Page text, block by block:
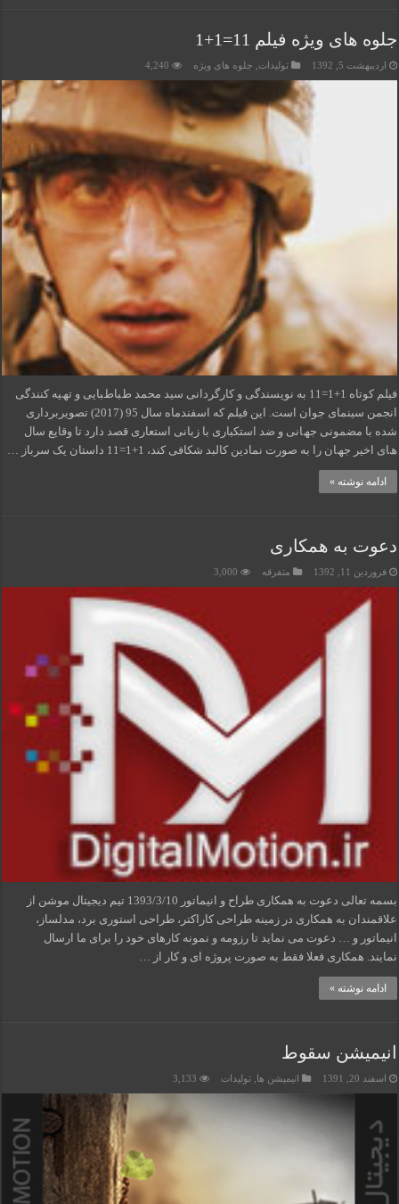
جلوه های ویژه فیلم 11=1+1
اردیبهشت 5, 1392 تولیدات جلوه های ویژه 4,240
ﻓﯿﻠﻢ ﮐﻮﺗﺎه 1+1=11 ﺑﻪ ﻧﻮﯾﺴﻨﺪﮔﯽ و ﮐﺎرﮔﺮداﻧﯽ ﺳﯿﺪ ﻣﺤﻤﺪ طﺒﺎطﺒﺎﯾﯽ و ﺗﮫﯿﻪ ﮐﻨﻨﺪﮔﯽ
اﻧﺠﻤﻦ ﺳﯿﻨﻤﺎی ﺟﻮان اﺳﺖ. اﯾﻦ ﻓﯿﻠﻢ ﮐﻪ اﺳﻔﻨﺪﻣﺎه ﺳﺎل 95 (2017) ﺗﺼﻮﯾﺮﺑﺮداری
ﺷﺪه ﺑﺎ ﻣﻀﻤﻮﻧﯽ ﺟﮫﺎﻧﯽ و ﺿﺪ اﺳﺘﮑﺒﺎری ﺑﺎ زﺑﺎﻧﯽ اﺳﺘﻌﺎری ﻗﺼﺪ دارد ﺗﺎ وﻗﺎﯾﻊ ﺳﺎل
ھﺎی اﺧﯿﺮ ﺟﮫﺎن را ﺑﻪ ﺻﻮرت ﻧﻤﺎدﯾﻦ ﮐﺎﻟﺒﺪ ﺷﮑﺎﻓﯽ ﮐﻨﺪ، 1+1=11 داﺳﺘﺎن ﯾﮏ ﺳﺮﺑﺎز …
ادامه نوشته »
دعوت به همکاری
فروردین 11, 1392 متفرقه 3,000
بسمه تعالی دعوت به همکاری طراح و انیماتور 1393/3/10 تیم دیجیتال موشن از
علاقمندان به همکاری در زمینه طراحی کاراکتر، طراحی استوری برد، مدلساز،
انیماتور و … دعوت می نماید تا رزومه و نمونه کارهای خود را برای ما ارسال
نمایند. همکاری فعلا فقط به صورت پروژه ای و کار از …
ادامه نوشته »
انیمیشن سقوط
اسفند 20, 1391 انیمیشن ها ,تولیدات 3,133